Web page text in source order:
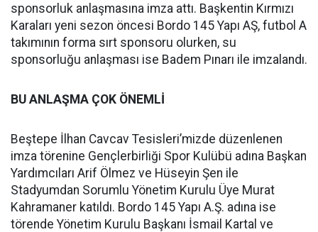
sponsorluk anlaşmasına imza attı. Başkentin Kırmızı
Karaları yeni sezon öncesi Bordo 145 Yapı AŞ, futbol A
takımının forma sırt sponsoru olurken, su
sponsorluğu anlaşması ise Badem Pınarı ile imzalandı.
BU ANLAŞMA ÇOK ÖNEMLİ
Beştepe İlhan Cavcav Tesisleri’mizde düzenlenen
imza törenine Gençlerbirliği Spor Kulübü adına Başkan
Yardımcıları Arif Ölmez ve Hüseyin Şen ile
Stadyumdan Sorumlu Yönetim Kurulu Üye Murat
Kahramaner katıldı. Bordo 145 Yapı A.Ş. adına ise
törende Yönetim Kurulu Başkanı İsmail Kartal ve